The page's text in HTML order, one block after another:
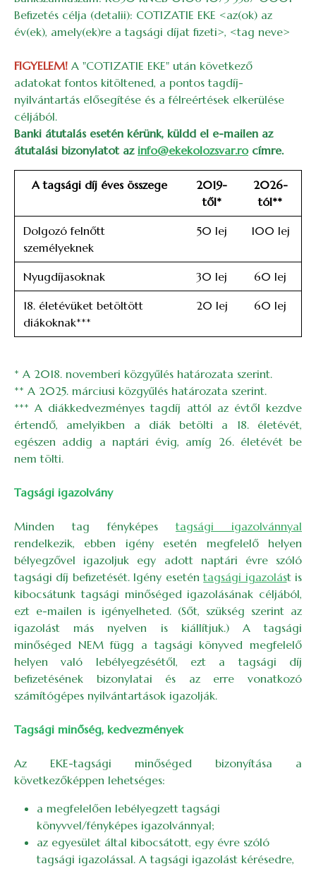
Befizetés célja (detalii): COTIZATIE EKE <az(ok) az
év(ek), amely(ek)re a tagsági díjat fizeti>, <tag neve>
FIGYELEM! A "COTIZATIE EKE" után következő
adatokat fontos kitöltened, a pontos tagdíj-
nyilvántartás elősegítése és a félreértések elkerülése
céljából.
Banki átutalás esetén kérünk, küldd el e-mailen az
átutalási bizonylatot az info@ekekolozsvar.rocímre.
A tagsági díj éves összege
2019-
től*
2026-
tól**
Dolgozó felnőtt
személyeknek
50 lej 100 lej
Nyugdíjasoknak 30 lej 60 lej
18. életévüket betöltött
diákoknak***
20 lej 60 lej
* A 2018. novemberi közgyűlés határozata szerint.
** A 2025. márciusi közgyűlés határozata szerint.
*** A diákkedvezményes tagdíj attól az évtől kezdve
értendő, amelyikben a diák betölti a 18. életévét,
egészen addig a naptári évig, amíg 26. életévét be
nem tölti.
Tagsági igazolvány
Minden tag fényképestagsági igazolvánnyal
rendelkezik, ebben igény esetén megfelelő helyen
bélyegzővel igazoljuk egy adott naptári évre szóló
tagsági díj befizetését. Igény eseténtagsági igazolást is
kibocsátunk tagsági minőséged igazolásának céljából,
ezt e-mailen is igényelheted. (Sőt, szükség szerint az
igazolást más nyelven is kiállítjuk.) A tagsági
minőséged NEM függ a tagsági könyved megfelelő
helyen való lebélyegzésétől, ezt a tagsági díj
befizetésének bizonylatai és az erre vonatkozó
számítógépes nyilvántartások igazolják.
Tagsági minőség, kedvezmények
Az EKE-tagsági minőséged bizonyítása a
következőképpen lehetséges:
a megfelelően lebélyegzett tagsági
könyvvel/fényképes igazolvánnyal;
az egyesület által kibocsátott, egy évre szóló
tagsági igazolással. A tagsági igazolást kérésedre,